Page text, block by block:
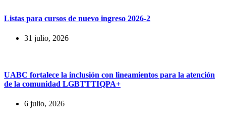
Listas para cursos de nuevo ingreso 2026-2
31 julio, 2026
UABC fortalece la inclusión con lineamientos para la atención
de la comunidad LGBTTTIQPA+
6 julio, 2026